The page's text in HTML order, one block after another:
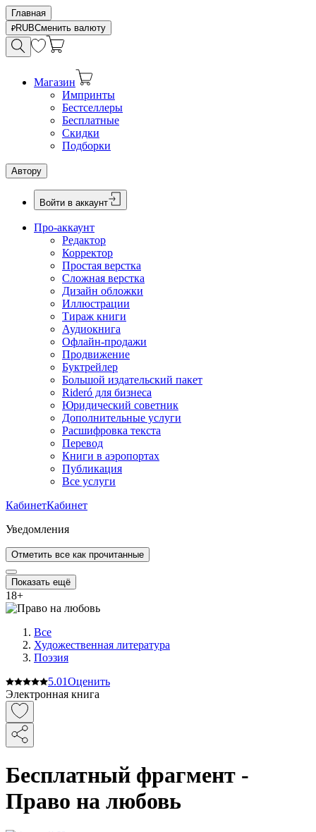
Главная
RUBСменить валюту
Магазин
Импринты
Бестселлеры
Бесплатные
Скидки
Подборки
Автору
Войти в аккаунт
Про-аккаунт
Редактор
Корректор
Простая верстка
Сложная верстка
Дизайн обложки
Иллюстрации
Тираж книги
Аудиокнига
Офлайн-продажи
Продвижение
Буктрейлер
Большой издательский пакет
Rideró для бизнеса
Юридический советник
Дополнительные услуги
Расшифровка текста
Перевод
Книги в аэропортах
Публикация
Все услуги
КабинетКабинет
Уведомления
Отметить все как прочитанные
Показать ещё
18+
Все
Художественная литература
Поэзия
5.01Оценить
Электронная книга
Бесплатный фрагмент -
Право на любовь